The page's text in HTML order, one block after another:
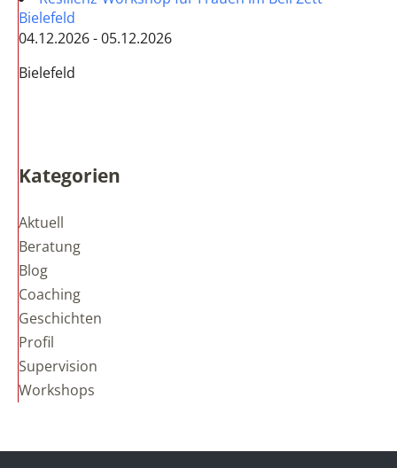
Bielefeld
04.12.2026 - 05.12.2026
Bielefeld
Kategorien
Aktuell
Beratung
Blog
Coaching
Geschichten
Profil
Supervision
Workshops